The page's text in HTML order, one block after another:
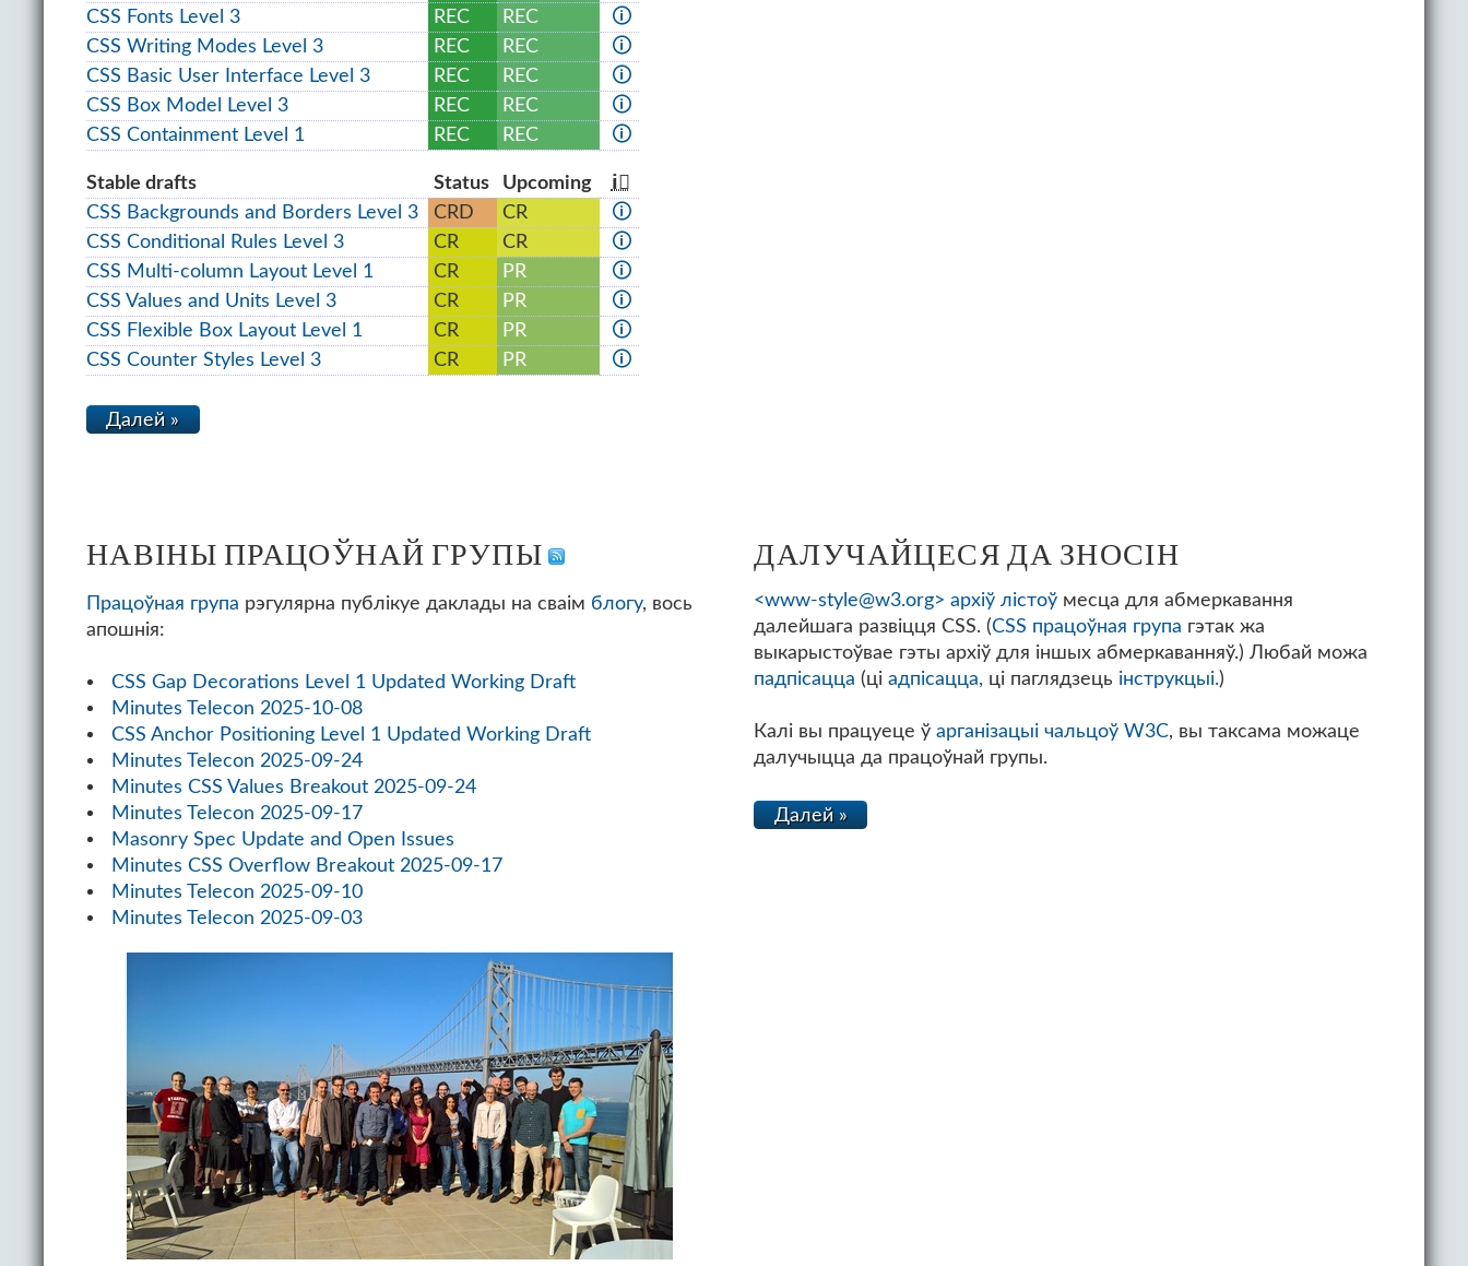
CSS Fonts Level 3
REC REC
🛈
CSS Writing Modes Level 3
REC REC
🛈
CSS Basic User Interface Level 3
REC REC
🛈
CSS Box Model Level 3
REC REC
🛈
CSS Containment Level 1
REC REC 🛈
Sta­ble drafts Sta­tus Up­com­ing
ℹ⃝
CSS Backgrounds and Borders Level 3
CRD CR
🛈
CSS Conditional Rules Level 3
CR CR
🛈
CSS Multi-column Layout Level 1
CR PR
🛈
CSS Values and Units Level 3
CR PR
🛈
CSS Flexible Box Layout Level 1
CR PR
🛈
CSS Counter Styles Level 3
CR PR 🛈
Далей »
НАВІНЫ ПРАЦОЎНАЙ ГРУПЫ
Працоўная група рэгулярна публікуе даклады на сваім блогу, вось
апошнія:
CSS Gap Decorations Level 1 Updated Working Draft
Minutes Telecon 2025-10-08
CSS Anchor Positioning Level 1 Updated Working Draft
Minutes Telecon 2025-09-24
Minutes CSS Values Breakout 2025-09-24
Minutes Telecon 2025-09-17
Masonry Spec Update and Open Issues
Minutes CSS Overflow Breakout 2025-09-17
Minutes Telecon 2025-09-10
Minutes Telecon 2025-09-03
ДАЛУЧАЙЦЕСЯ ДА ЗНОСІН
<www-style@w3.org> архіў лістоў месца для абмеркавання
далейшага развіцця CSS. (CSS працоўная група гэтак жа
выкарыстоўвае гэты архіў для іншых абмеркаванняў.) Любай можа
падпісацца (ціадпісацца, ці паглядзець інструкцыі.)
Калі вы працуеце ўарганізацыі чальцоў W3C, вы таксама можаце
далучыцца да працоўнай групы.
Далей »